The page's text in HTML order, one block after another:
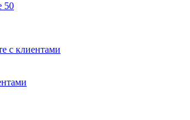
50
с клиентами